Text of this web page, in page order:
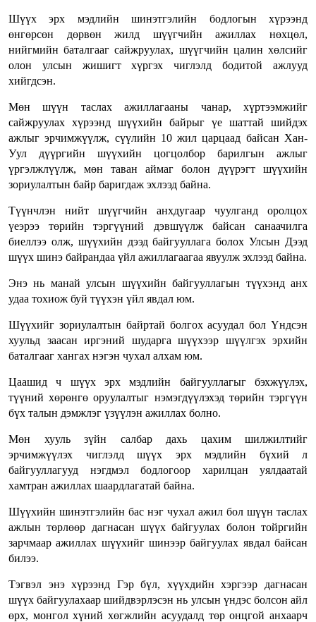
Шүүх эрх мэдлийн шинэтгэлийн бодлогын хүрээнд
өнгөрсөн дөрвөн жилд шүүгчийн ажиллах нөхцөл,
нийгмийн баталгааг сайжруулах, шүүгчийн цалин хөлсийг
олон улсын жишигт хүргэх чиглэлд бодитой ажлууд
хийгдсэн.
Мөн шүүн таслах ажиллагааны чанар, хүртээмжийг
сайжруулах хүрээнд шүүхийн байрыг үе шаттай шийдэх
ажлыг эрчимжүүлж, сүүлийн 10 жил царцаад байсан Хан-
Уул дүүргийн шүүхийн цогцолбор барилгын ажлыг
үргэлжлүүлж, мөн таван аймаг болон дүүрэгт шүүхийн
зориулалтын байр баригдаж эхлээд байна.
Түүнчлэн нийт шүүгчийн анхдугаар чуулганд оролцох
үеэрээ төрийн тэргүүний дэвшүүлж байсан санаачилга
биеллээ олж, шүүхийн дээд байгууллага болох Улсын Дээд
шүүх шинэ байрандаа үйл ажиллагаагаа явуулж эхлээд байна.
Энэ нь манай улсын шүүхийн байгууллагын түүхэнд анх
удаа тохиож буй түүхэн үйл явдал юм.
Шүүхийг зориулалтын байртай болгох асуудал бол Үндсэн
хуульд заасан иргэний шударга шүүхээр шүүлгэх эрхийн
баталгааг хангах нэгэн чухал алхам юм.
Цаашид ч шүүх эрх мэдлийн байгууллагыг бэхжүүлэх,
түүний хөрөнгө оруулалтыг нэмэгдүүлэхэд төрийн тэргүүн
бүх талын дэмжлэг үзүүлэн ажиллах болно.
Мөн хууль зүйн салбар дахь цахим шилжилтийг
эрчимжүүлэх чиглэлд шүүх эрх мэдлийн бүхий л
байгууллагууд нэгдмэл бодлогоор харилцан уялдаатай
хамтран ажиллах шаардлагатай байна.
Шүүхийн шинэтгэлийн бас нэг чухал ажил бол шүүн таслах
ажлын төрлөөр дагнасан шүүх байгуулах болон тойргийн
зарчмаар ажиллах шүүхийг шинээр байгуулах явдал байсан
билээ.
Тэгвэл энэ хүрээнд Гэр бүл, хүүхдийн хэргээр дагнасан
шүүх байгуулахаар шийдвэрлэсэн нь улсын үндэс болсон айл
өрх, монгол хүний хөгжлийн асуудалд төр онцгой анхаарч